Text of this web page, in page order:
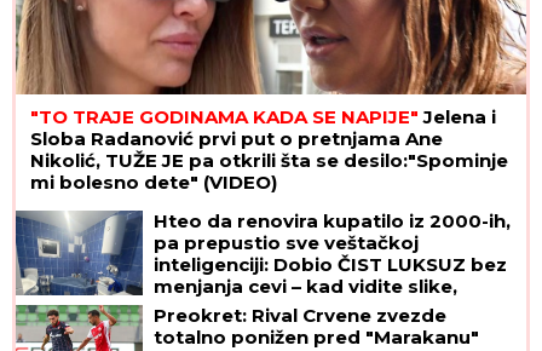
"TO TRAJE GODINAMA KADA SE NAPIJE" Jelena i
Sloba Radanović prvi put o pretnjama Ane
Nikolić, TUŽE JE pa otkrili šta se desilo:"Spominje
mi bolesno dete" (VIDEO)
Hteo da renovira kupatilo iz 2000-ih,
pa prepustio sve veštačkoj
inteligenciji: Dobio ČIST LUKSUZ bez
menjanja cevi – kad vidite slike,
zinućete!
Preokret: Rival Crvene zvezde
totalno ponižen pred "Marakanu"